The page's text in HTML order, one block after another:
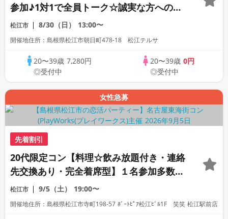
参加♪1対1で全員トーク☆誠実な方への婚
活パーティー
松江市 8/30（日） 13:00〜
開催地住所：島根県松江市朝日町478-18 松江テルサ
20〜39歳 7,280円
◎受付中
20〜39歳 0円
◎受付中
女性急募
先着割引
20代限定コン【料理☆飲み放題付き・連絡
先交換あり・完全着席型】１名参加多数・
初参加も大歓迎☆プレイワークス主催☆
松江市 9/5（土） 19:00〜
開催地住所：島根県松江市寺町198-57 ﾎﾞｰﾄﾋﾟｱ松江ﾋﾞﾙ1F 笑笑 松江駅前店